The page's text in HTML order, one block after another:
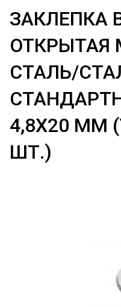
ЗАКЛЕПКА
ОТКРЫТАЯ
СТАЛЬ/
4,8X20 ММ
ШТ.)